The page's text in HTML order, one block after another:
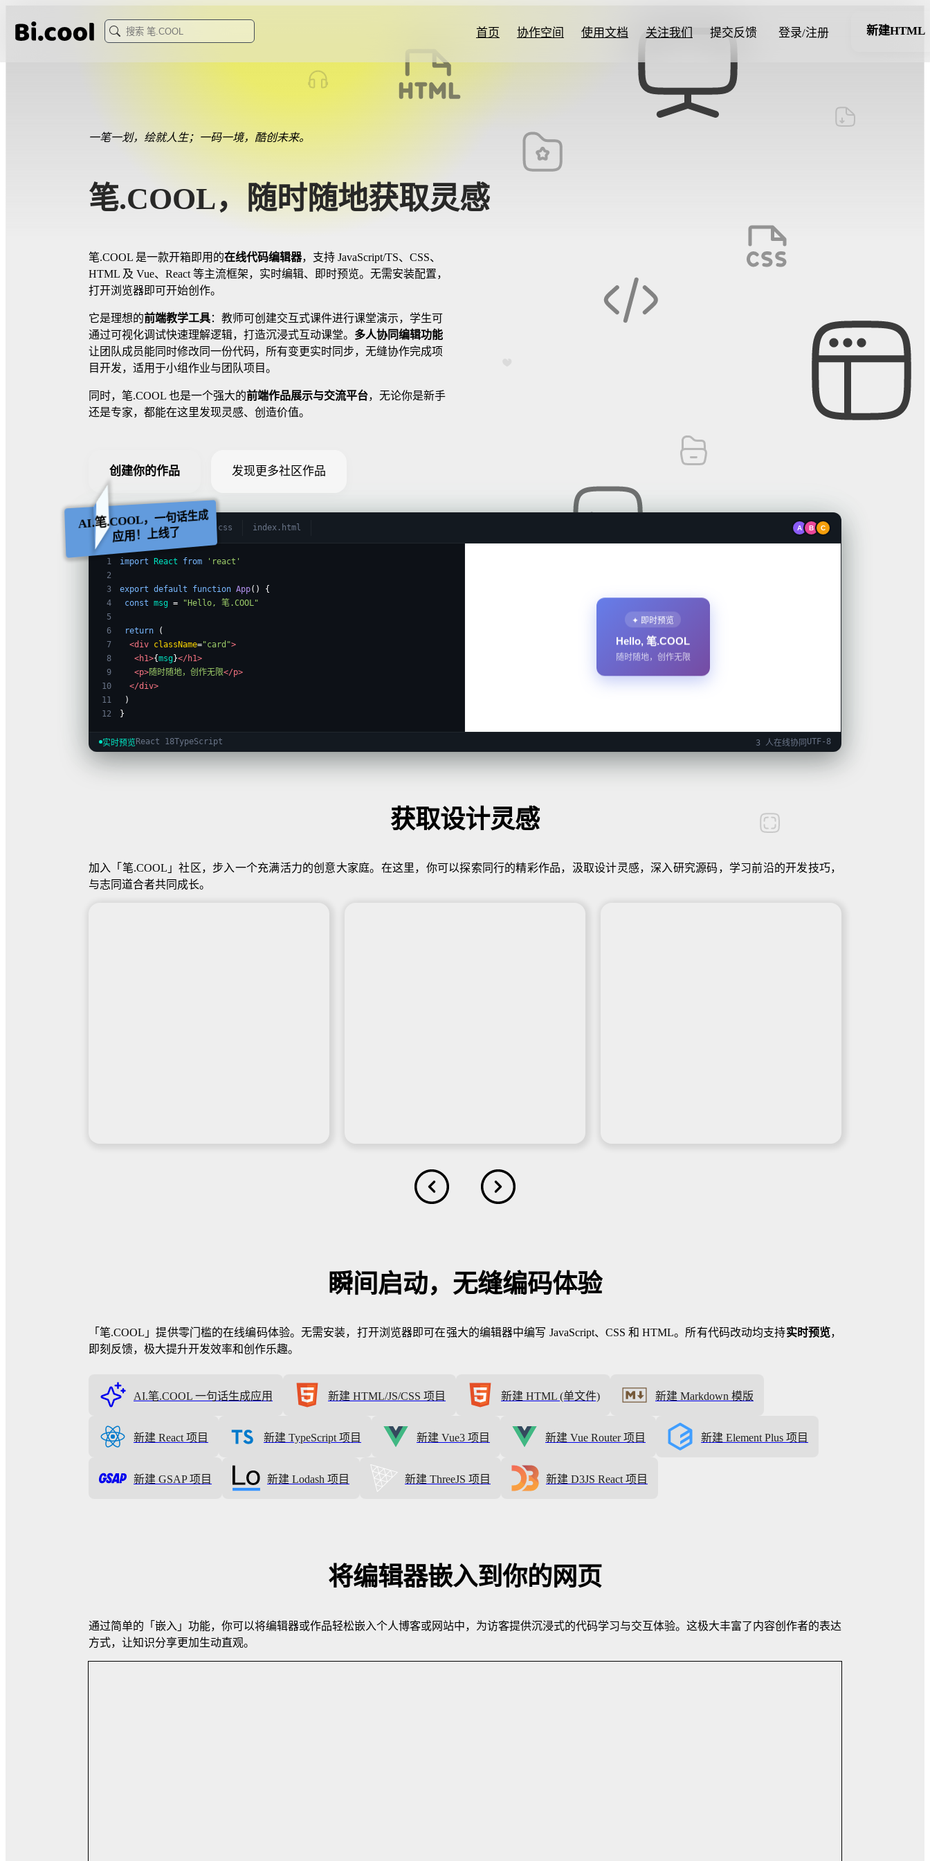
首页 协作空间 使用文档 关注我们 提交反馈 登录/注册 新建HTML
一笔一划，绘就人生；一码一境，酷创未来。
笔.COOL，随时随地获取灵感
笔.COOL 是一款开箱即用的在线代码编辑器，支持 JavaScript/TS、CSS、
HTML 及 Vue、React 等主流框架，实时编辑、即时预览。无需安装配置，
打开浏览器即可开始创作。
它是理想的前端教学工具：教师可创建交互式课件进行课堂演示，学生可
通过可视化调试快速理解逻辑，打造沉浸式互动课堂。 多人协同编辑功能
让团队成员能同时修改同一份代码，所有变更实时同步，无缝协作完成项
目开发，适用于小组作业与团队项目。
同时，笔.COOL 也是一个强大的前端作品展示与交流平台，无论你是新手
还是专家，都能在这里发现灵感、创造价值。
创建你的作品
AI.笔.COOL，一句话生成
应用！上线了
发现更多社区作品
App.jsx style.css index.html A B C
1 import React from
'react'
2
3
export default function App() {
4
const msg =
"Hello, 笔.COOL"
5
6
return (
7
<div className="card">
8
<h1>{msg}</h1>
9
<p>随时随地，创作无限</p>
10
</div>
11
)
12
}
✦ 即时预览
Hello, 笔.COOL
随时随地，创作无限
实时预览React 18TypeScript 3 人在线协同 UTF-8
获取设计灵感
加入「笔.COOL」社区，步入一个充满活力的创意大家庭。在这里，你可以探索同行的精彩作品，汲取设计灵感，深入研究源码，学习前沿的开发技巧，
与志同道合者共同成长。
瞬间启动，无缝编码体验
「笔.COOL」提供零门槛的在线编码体验。无需安装，打开浏览器即可在强大的编辑器中编写 JavaScript、CSS 和 HTML。所有代码改动均支持实时预览，
即刻反馈，极大提升开发效率和创作乐趣。
AI.笔.COOL 一句话生成应用 新建 HTML/JS/CSS 项目 新建 HTML (单文件) 新建 Markdown 模版
新建 React 项目 新建 TypeScript 项目 新建 Vue3 项目 新建 Vue Router 项目 新建 Element Plus 项目
新建 GSAP 项目 新建 Lodash 项目 新建 ThreeJS 项目 新建 D3JS React 项目
将编辑器嵌入到你的网页
通过简单的「嵌入」功能，你可以将编辑器或作品轻松嵌入个人博客或网站中，为访客提供沉浸式的代码学习与交互体验。这极大丰富了内容创作者的表达
方式，让知识分享更加生动直观。